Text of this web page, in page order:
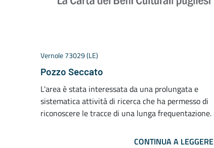
Vernole 73029 (LE)
Pozzo Seccato
L'area è stata interessata da una prolungata e
sistematica attività di ricerca che ha permesso di
riconoscere le tracce di una lunga frequentazione.
CONTINUA A LEGGERE